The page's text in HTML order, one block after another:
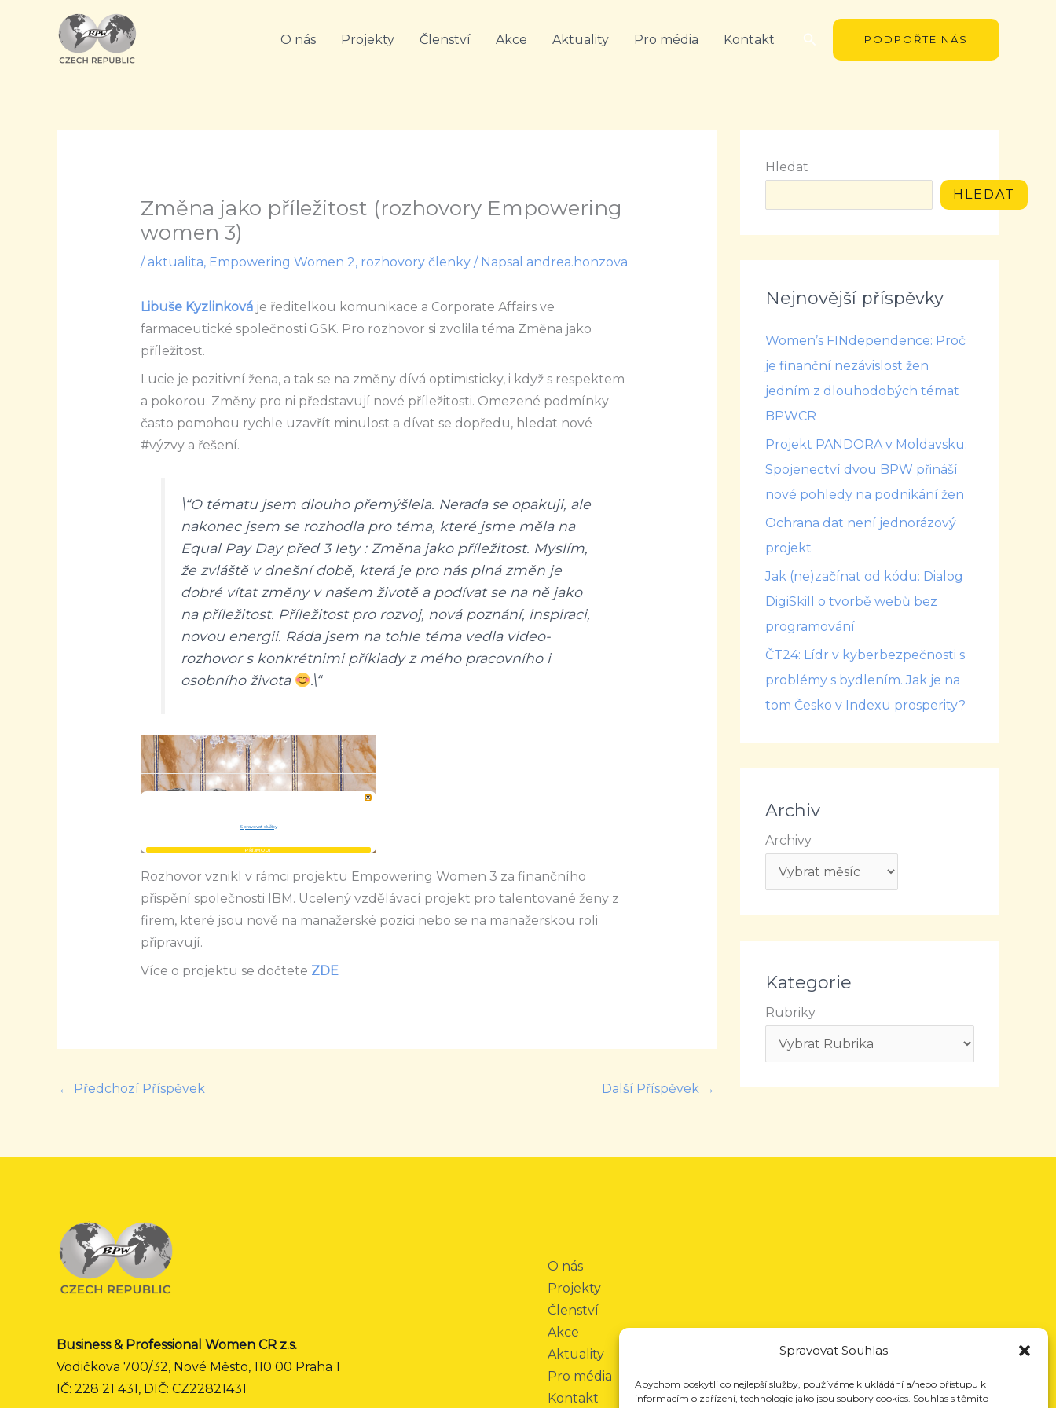
Spravovat Souhlas
Abychom poskytli co nejlepší služby, používáme k ukládání a/nebo přístupu k
informacím o zařízení, technologie jako jsou soubory cookies. Souhlas s těmito
O nás Projekty Členství Akce Aktuality Pro média Kontakt Hledat PODPOŘTE NÁS
Změna jako příležitost (rozhovory Empowering
women 3)
/ aktualita, Empowering Women 2, rozhovory členky/ Napsal andrea.honzova
Libuše Kyzlinkováje ředitelkou komunikace a Corporate Affairs ve
farmaceutické společnosti GSK. Pro rozhovor si zvolila téma Změna jako
příležitost.
Lucie je pozitivní žena, a tak se na změny dívá optimisticky, i když s respektem
a pokorou. Změny pro ni představují nové příležitosti. Omezené podmínky
často pomohou rychle uzavřít minulost a dívat se dopředu, hledat nové
#výzvy a řešení.
\“O tématu jsem dlouho přemýšlela. Nerada se opakuji, ale
nakonec jsem se rozhodla pro téma, které jsme měla na
Equal Pay Day před 3 lety : Změna jako příležitost. Myslím,
že zvláště v dnešní době, která je pro nás plná změn je
dobré vítat změny v našem životě a podívat se na ně jako
na příležitost. Příležitost pro rozvoj, nová poznání, inspiraci,
novou energii. Ráda jsem na tohle téma vedla video-
rozhovor s konkrétnimi příklady z mého pracovního i
osobního života
.\“
Rozhovor vznikl v rámci projektu Empowering Women 3 za finančního
přispění společnosti IBM. Ucelený vzdělávací projekt pro talentované ženy z
firem, které jsou nově na manažerské pozici nebo se na manažerskou roli
připravují.
Více o projektu se dočtete ZDE
← Předchozí Příspěvek Další Příspěvek →
Hledat
HLEDAT
Nejnovější příspěvky
Women’s FINdependence: Proč
je finanční nezávislost žen
jedním z dlouhodobých témat
BPWCR
Projekt PANDORA v Moldavsku:
Spojenectví dvou BPW přináší
nové pohledy na podnikání žen
Ochrana dat není jednorázový
projekt
Jak (ne)začínat od kódu: Dialog
DigiSkill o tvorbě webů bez
programování
ČT24: Lídr v kyberbezpečnosti s
problémy s bydlením. Jak je na
tom Česko v Indexu prosperity?
Archiv
Archivy
Kategorie
Rubriky
Business & Professional Women CR z.s.
Vodičkova 700/32, Nové Město, 110 00 Praha 1
IČ: 228 21 431, DIČ: CZ22821431
O nás
Projekty
Členství
Akce
Aktuality
Pro média
Kontakt